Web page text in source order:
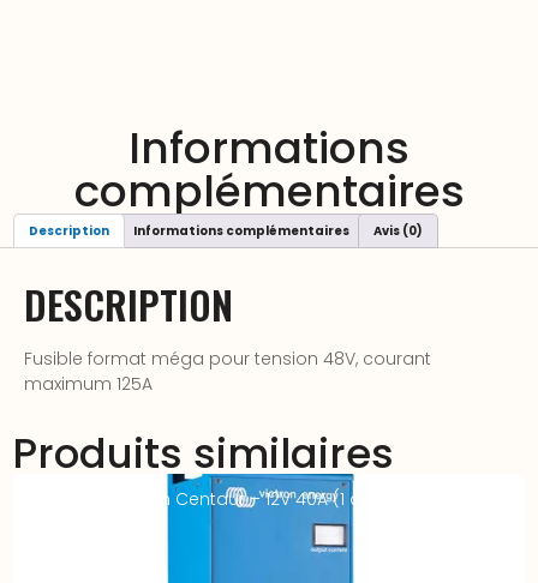
Informations
complémentaires
Description Informations complémentaires Avis (0)
DESCRIPTION
Fusible format méga pour tension 48V, courant
maximum 125A
Produits similaires
Chargeur Victron Centaur – 12V 40A (1 à 3 sorties)